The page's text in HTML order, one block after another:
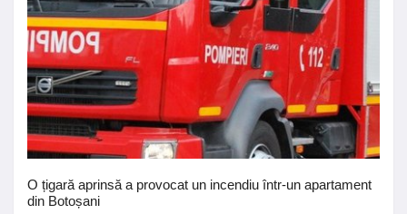
O țigară aprinsă a provocat un incendiu într-un apartament
din Botoșani